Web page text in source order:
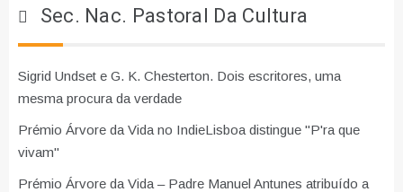
Sec. Nac. Pastoral Da Cultura
Sigrid Undset e G. K. Chesterton. Dois escritores, uma
mesma procura da verdade
Prémio Árvore da Vida no IndieLisboa distingue "P'ra que
vivam"
Prémio Árvore da Vida – Padre Manuel Antunes atribuído a